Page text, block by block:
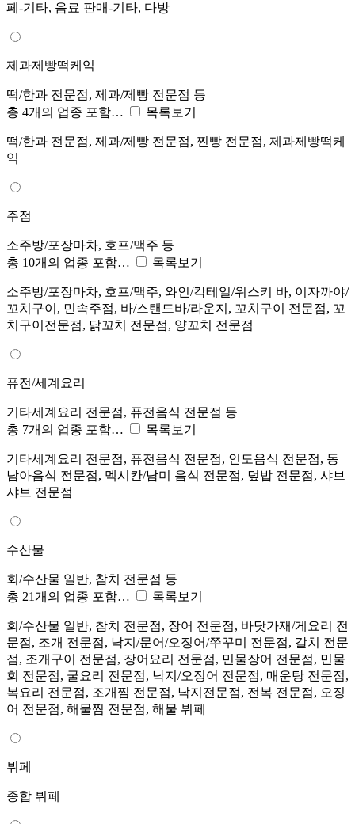
페-기타, 음료 판매-기타, 다방
제과제빵떡케익
떡/한과 전문점, 제과/제빵 전문점 등
총 4개의 업종 포함…
목록보기
떡/한과 전문점, 제과/제빵 전문점, 찐빵 전문점, 제과제빵떡케
익
주점
소주방/포장마차, 호프/맥주 등
총 10개의 업종 포함…
목록보기
소주방/포장마차, 호프/맥주, 와인/칵테일/위스키 바, 이자까야/
꼬치구이, 민속주점, 바/스탠드바/라운지, 꼬치구이 전문점, 꼬
치구이전문점, 닭꼬치 전문점, 양꼬치 전문점
퓨전/세계요리
기타세계요리 전문점, 퓨전음식 전문점 등
총 7개의 업종 포함…
목록보기
기타세계요리 전문점, 퓨전음식 전문점, 인도음식 전문점, 동
남아음식 전문점, 멕시칸/남미 음식 전문점, 덮밥 전문점, 샤브
샤브 전문점
수산물
회/수산물 일반, 참치 전문점 등
총 21개의 업종 포함…
목록보기
회/수산물 일반, 참치 전문점, 장어 전문점, 바닷가재/게요리 전
문점, 조개 전문점, 낙지/문어/오징어/쭈꾸미 전문점, 갈치 전문
점, 조개구이 전문점, 장어요리 전문점, 민물장어 전문점, 민물
회 전문점, 굴요리 전문점, 낙지/오징어 전문점, 매운탕 전문점,
복요리 전문점, 조개찜 전문점, 낙지전문점, 전복 전문점, 오징
어 전문점, 해물찜 전문점, 해물 뷔페
뷔페
종합 뷔페